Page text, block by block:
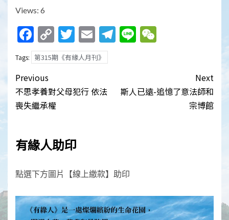
Views: 6
Facebook
Copy
Link
Twitter
EmailTelegram
Line
Tags: 第315期《有緣人月刊》
Post
navigation
Previous
不思孝養對父母犯行 依法
喪失繼承權
Next
斯人已遠-追憶了意法師和
宗博館
有緣人助印
點選下方圖片【線上繳款】助印